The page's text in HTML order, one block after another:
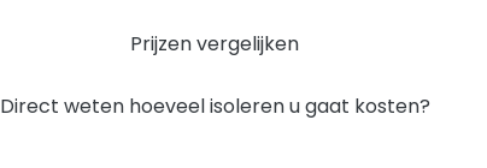
Prijzen vergelijken
Direct weten hoeveel isoleren u gaat kosten?